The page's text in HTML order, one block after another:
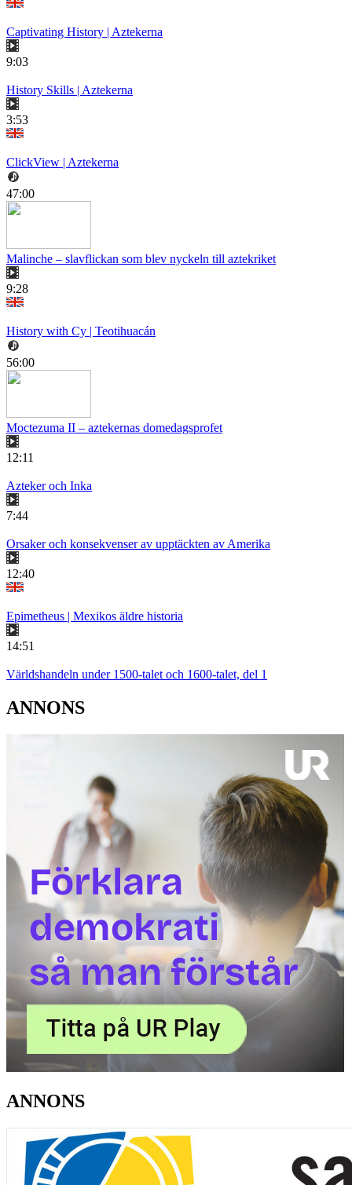
Captivating History | Aztekerna
9:03
History Skills | Aztekerna
3:53
ClickView | Aztekerna
47:00
Malinche – slavflickan som blev nyckeln till aztekriket
9:28
History with Cy | Teotihuacán
56:00
Moctezuma II – aztekernas domedagsprofet
12:11
Azteker och Inka
7:44
Orsaker och konsekvenser av upptäckten av Amerika
12:40
Epimetheus | Mexikos äldre historia
14:51
Världshandeln under 1500-talet och 1600-talet, del 1
ANNONS
ANNONS